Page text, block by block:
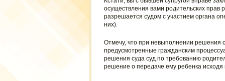
осуществления вами родительских
разрешается судом с участием органа
них).
Отмечу, что при невыполнении решения
предусмотренные гражданским
решения суда суд по требованию
решение о передаче ему ребенка исходя